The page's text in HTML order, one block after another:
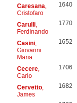
Caresana
Cristofaro
1640
Carulli,
Ferdinando
1770
Casini,
Giovanni
Maria
1652
Cecere,
Carlo
1706
Cervetto,
James
1682